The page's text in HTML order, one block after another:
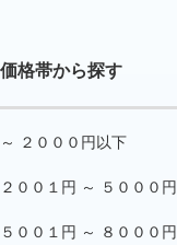
価格帯から探す
～ ２０００円以下
２００１円 ～ ５０００円
５００１円 ～ ８０００円